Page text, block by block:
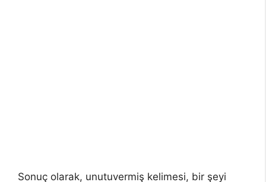
Sonuç olarak, unutuvermiş kelimesi, bir şeyi